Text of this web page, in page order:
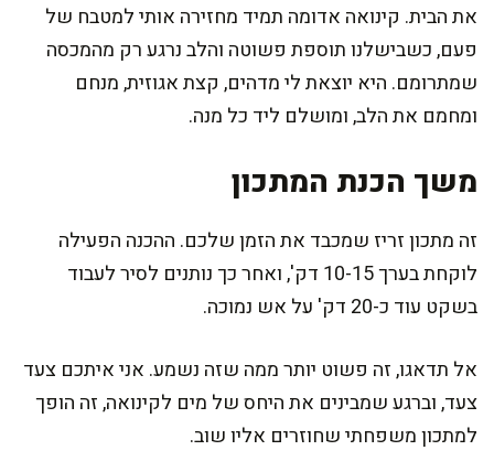
את הבית. קינואה אדומה תמיד מחזירה אותי למטבח של
פעם, כשבישלנו תוספת פשוטה והלב נרגע רק מהמכסה
שמתרומם. היא יוצאת לי מדהים, קצת אגוזית, מנחם
ומחמם את הלב, ומושלם ליד כל מנה.
משך הכנת המתכון
זה מתכון זריז שמכבד את הזמן שלכם. ההכנה הפעילה
לוקחת בערך 10-15 דק', ואחר כך נותנים לסיר לעבוד
בשקט עוד כ-20 דק' על אש נמוכה.
אל תדאגו, זה פשוט יותר ממה שזה נשמע. אני איתכם צעד
צעד, וברגע שמבינים את היחס של מים לקינואה, זה הופך
למתכון משפחתי שחוזרים אליו שוב.